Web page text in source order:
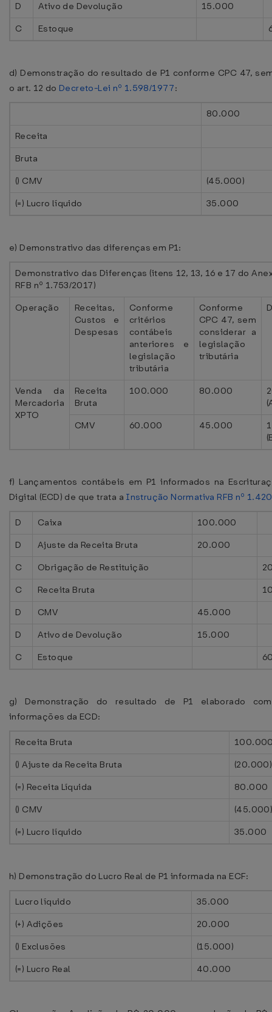
D
Ativo de Devolução
15.000
C
Estoque
d) Demonstração do resultado de P1 conforme CPC 47,
o art. 12 do Decreto-Lei nº 1.598/1977:
80.000
Receita
Bruta
() CMV
(45.000)
(=) Lucro líquido
35.000
e) Demonstrativo das diferenças em P1:
Demonstrativo das Diferenças (itens 12, 13, 16 e 17 do
RFB nº 1.753/2017)
Operação
Receitas,
Custos e
Despesas
Conforme
critérios
contábeis
anteriores e
legislação
tributária
Conforme
CPC 47, sem
considerar a
legislação
tributária
Venda da
Mercadoria
XPTO
Receita
Bruta
100.000 80.000
CMV
60.000 45.000
f) Lançamentos contábeis em P1 informados na
Digital (ECD) de que trata a Instrução Normativa RFB nº
D Caixa
100.000
D
Ajuste da Receita Bruta
20.000
C
Obrigação de Restituição
C
Receita Bruta
D
CMV
45.000
D
Ativo de Devolução
15.000
C
Estoque
g) Demonstração do resultado de P1 elaborado
informações da ECD:
Receita Bruta
() Ajuste da Receita Bruta
(20.000)
(=) Receita Líquida
80.000
() CMV
(=) Lucro líquido
35.000
h) Demonstração do Lucro Real de P1 informada na ECF:
Lucro líquido
35.000
(+) Adições
20.000
() Exclusões
(15.000)
(=) Lucro Real
40.000